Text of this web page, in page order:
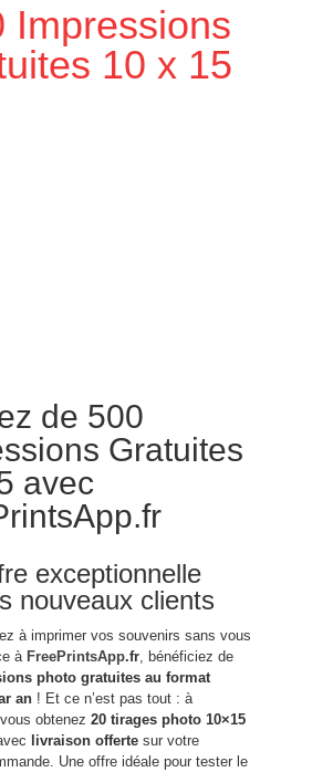
Impressions
10 x 15
de 500
Gratuites
avec
exceptionnelle
nouveaux clients
à imprimer vos souvenirs sans vous
à FreePrintsApp.fr , bénéficiez de
photo gratuites au format
an ! Et ce n’est pas tout : à
obtenez 20 tirages photo 10×15
livraison offerte sur votre
Une offre idéale pour tester le